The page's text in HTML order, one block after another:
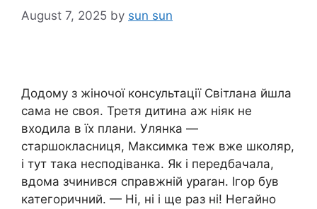
August 7, 2025 by sun sun
Додому з жіночої консультації Світлана йшла
сама не своя. Третя дитина аж ніяк не
входила в їх плани. Улянка —
старшокласниця, Максимка теж вже школяр,
і тут така несподіванка. Як і передбачала,
вдома зчинився справжній yparан. Ігор був
категоричний. — Ні, ні і ще раз ні! Негайно